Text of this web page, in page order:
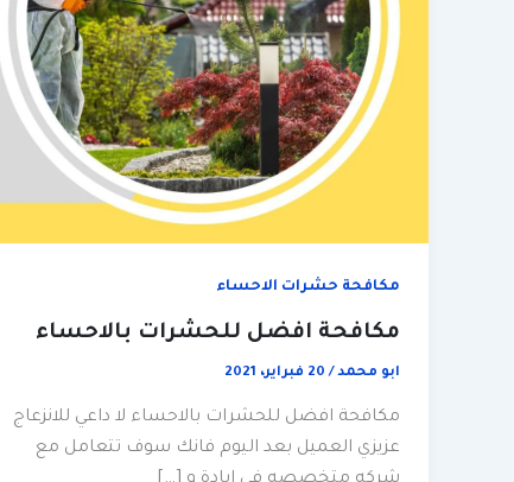
مكافحة حشرات الاحساء
مكافحة افضل للحشرات بالاحساء
ابو محمد/ 20 فبراير، 2021
مكافحة افضل للحشرات بالاحساء لا داعي للانزعاج
عزيزي العميل بعد اليوم فانك سوف تتعامل مع